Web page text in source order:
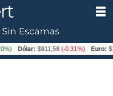
Sin Escamas
Dólar: $911,58(-0.31%) Euro: